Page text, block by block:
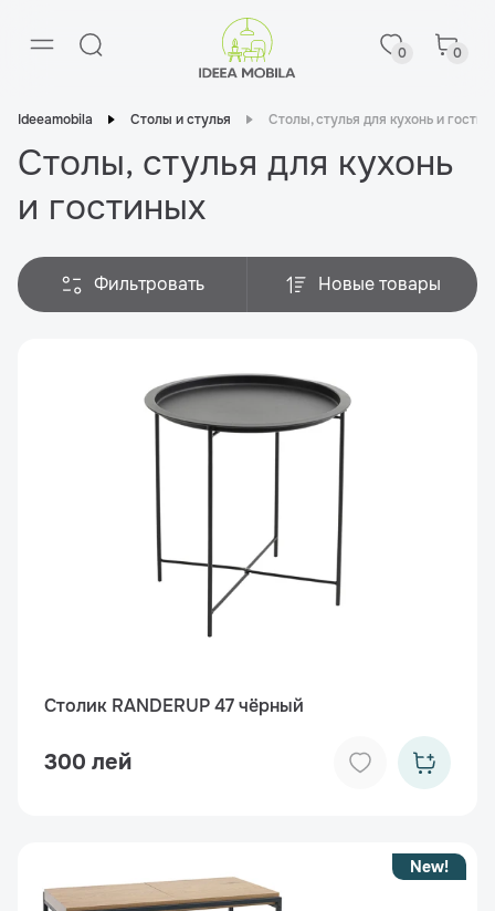
0 0
Ideeamobila Столы и стулья Столы, стулья для кухонь и
Столы, стулья для кухонь
и гостиных
Фильтровать Новые товары
Столик RANDERUP 47 чёрный
300 лей
New!